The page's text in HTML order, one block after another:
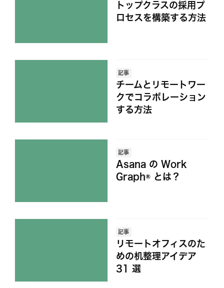
トップクラスの採用プ
ロセスを構築する方法
記事
チームとリモートワー
クでコラボレーション
する方法
記事
Asana の Work
Graph® とは？
記事
リモートオフィスのた
めの机整理アイデア
31 選